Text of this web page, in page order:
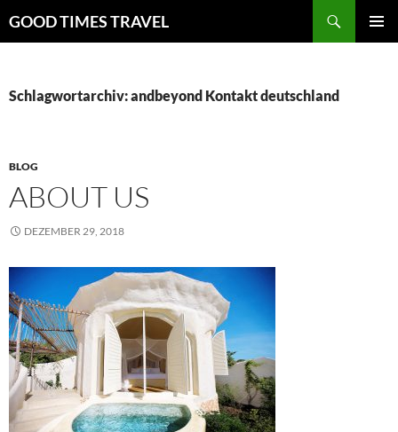
Inhalt
GOOD TIMES TRAVEL
Schlagwortarchiv: andbeyond Kontakt deutschland
BLOG
ABOUT US
DEZEMBER 29, 2018